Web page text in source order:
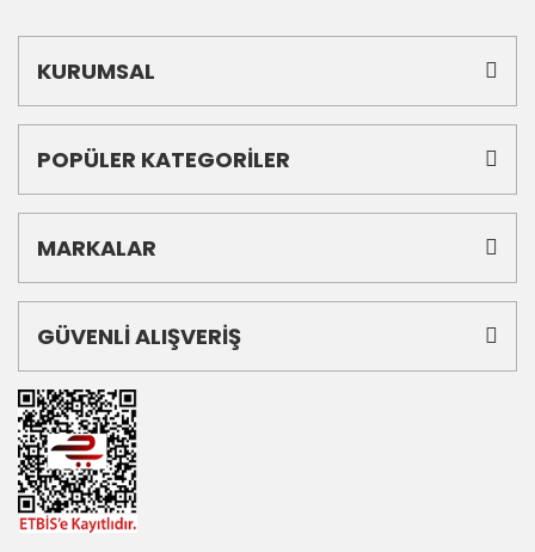
KURUMSAL
POPÜLER KATEGORİLER
MARKALAR
GÜVENLİ ALIŞVERİŞ